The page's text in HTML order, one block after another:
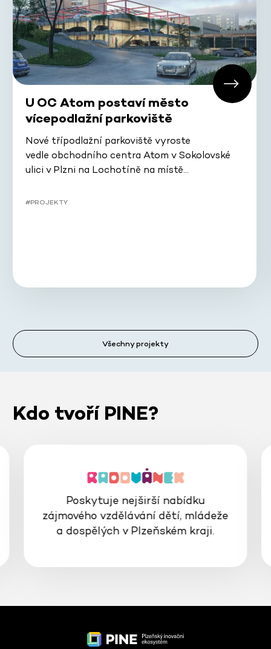
U OC Atom postaví město
vícepodlažní parkoviště
Nové třípodlažní parkoviště vyroste
vedle obchodního centra Atom v Sokolovské
ulici v Plzni na Lochotíně na místě…
#PROJEKTY
Všechny projekty
Kdo tvoří PINE?
Poskytuje nejširší nabídku
zájmového vzdělávání dětí, mládeže
a dospělých v Plzeňském kraji.